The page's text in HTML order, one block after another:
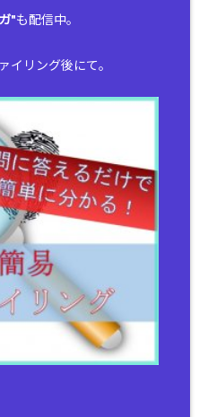
"も配信中。
イリング後にて。